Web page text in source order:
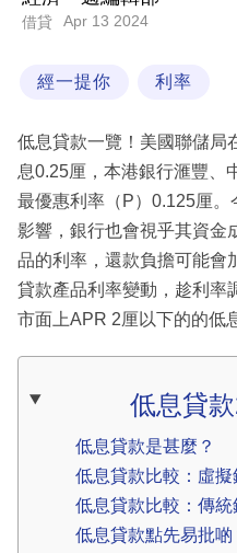
科
場
生
活
時
事
專
閱
專
區
借貸 Apr 13 2024
經一提你 利率
低息貸款一覽！美國聯儲局
息0.25厘，本港銀行滙豐、
最優惠利率（P）0.125厘
影響，銀行也會視乎其資金
品的利率，還款負擔可能會
貸款產品利率變動，趁利率
市面上APR 2厘以下的的低
低息貸
低息貸款是甚麼？
低息貸款比較：虛
低息貸款比較：傳
低息貸款點先易批啲